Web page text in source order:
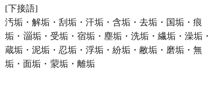
[下接語]
汚垢・解垢・刮垢・汗垢・含垢・去垢・国垢・痕
垢・
垢・受垢・宿垢・塵垢・洗垢・繊垢・澡垢・
蔵垢・泥垢・忍垢・浮垢・紛垢・敝垢・磨垢・無
垢・面垢・
垢・離垢